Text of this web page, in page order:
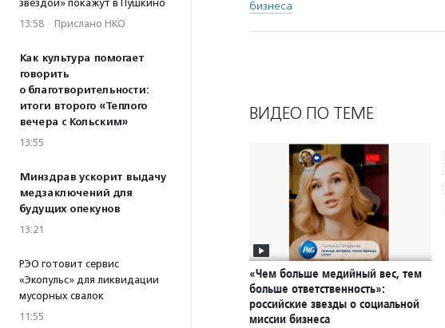
звездой» покажут в Пушкино
13:58 · Прислано НКО
Как культура помогает
говорить
о благотворительности:
итоги второго «Теплого
вечера с Кольским»
13:55
Минздрав ускорит выдачу
медзаключений для
будущих опекунов
13:21
РЭО готовит сервис
«Экопульс» для ликвидации
мусорных свалок
11:55
бизнеса
ВИДЕО ПО ТЕМЕ
«Чем больше медийный вес, тем
больше ответственность»:
российские звезды о социальной
миссии бизнеса